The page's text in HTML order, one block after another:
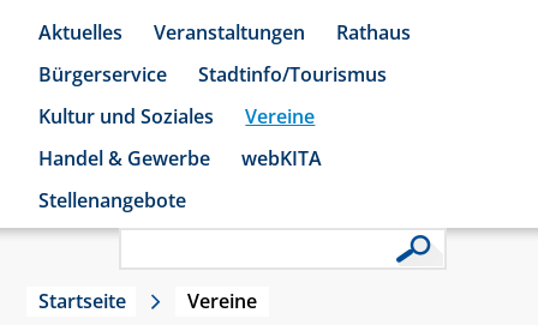
Aktuelles Veranstaltungen
Rathaus
Bürgerservice
Stadtinfo/Tourismus
Kultur und Soziales
Vereine
Handel & Gewerbe
webKITA
Stellenangebote
Startseite Vereine